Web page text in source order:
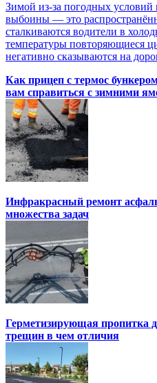
Зимой из-за погодных условий
выбоины — это
сталкиваются водители в
температуры повторяющиеся
негативно сказываются на
Как прицеп с термоc
вам справиться с зимними
Инфракрасный ремонт
множества задач
Герметизирующая пропитка
трещин в чем отличия